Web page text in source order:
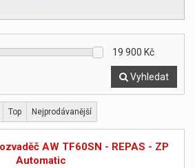
19 900 Kč
Vyhledat
Top Nejprodávanější
AW TF60SN - REPAS - ZP
Automatic